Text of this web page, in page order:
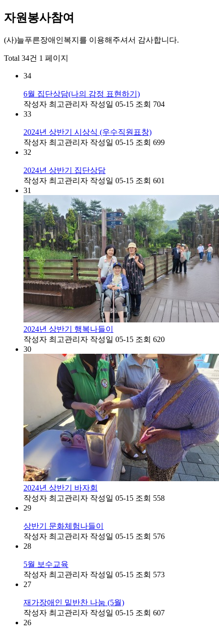
자원봉사참여
(사)늘푸른장애인복지를 이용해주셔서 감사합니다.
Total 34건 1 페이지
34
6월 집단상담(나의 감정 표현하기)
작성자 최고관리자 작성일 05-15 조회 704
33
2024년 상반기 시상식 (우수직원표창)
작성자 최고관리자 작성일 05-15 조회 699
32
2024년 상반기 집단상담
작성자 최고관리자 작성일 05-15 조회 601
31
2024년 상반기 행복나들이
작성자 최고관리자 작성일 05-15 조회 620
30
2024년 상반기 바자회
작성자 최고관리자 작성일 05-15 조회 558
29
상반기 문화체험나들이
작성자 최고관리자 작성일 05-15 조회 576
28
5월 보수교육
작성자 최고관리자 작성일 05-15 조회 573
27
재가장애인 밑반찬 나눔 (5월)
작성자 최고관리자 작성일 05-15 조회 607
26